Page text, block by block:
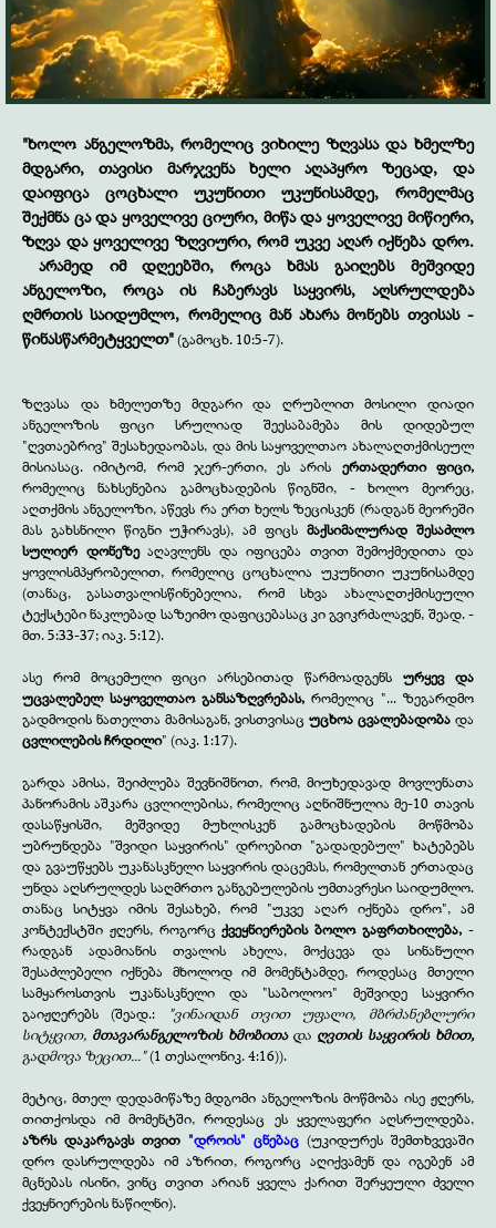
"ხოლო ანგელოზმა, რომელიც ვიხილე ზღვასა და ხმელზე
მდგარი, თავისი მარჯვენა ხელი აღაპყრო ზეცად, და
დაიფიცა ცოცხალი უკუნითი უკუნისამდე, რომელმაც
შექმნა ცა და ყოველივე ციური, მიწა და ყოველივე მიწიერი,
ზღვა და ყოველივე ზღვიური, რომ უკვე აღარ იქნება დრო.
არამედ იმ დღეებში, როცა ხმას გაიღებს მეშვიდე
ანგელოზი, როცა ის ჩაბერავს საყვირს, აღსრულდება
ღმრთის საიდუმლო, რომელიც მან ახარა მონებს თვისას -
წინასწარმეტყველთ"(გამოცხ. 10:5-7).
ზღვასა და ხმელეთზე მდგარი და ღრუბლით მოსილი დიადი
ანგელოზის ფიცი სრულიად შეესაბამება მის დიდებულ
"ღვთაებრივ" შესახედაობას, და მის საყოველთაო ახალაღთქმისეულ
მისიასაც. იმიტომ, რომ ჯერ-ერთი, ეს არის ერთადერთი ფიცი,
რომელიც ნახსენებია გამოცხადების წიგნში, - ხოლო მეორეც,
აღთქმის ანგელოზი, აწევს რა ერთ ხელს ზეცისკენ (რადგან მეორეში
მას გახსნილი წიგნი უჭირავს), ამ ფიცს მაქსიმალურად შესაძლო
სულიერ დონეზეაღავლენს და იფიცება თვით შემოქმედითა და
ყოვლისმპყრობელით, რომელიც ცოცხალია უკუნითი უკუნისამდე
(თანაც, გასათვალისწინებელია, რომ სხვა ახალაღთქმისეული
ტექსტები ნაკლებად საზეიმო დაფიცებასაც კი გვიკრძალავენ, შეად. -
მთ. 5:33-37; იაკ. 5:12).
ასე რომ მოცემული ფიცი არსებითად წარმოადგენს ურყევ და
უცვალებელ საყოველთაო განსაზღვრებას, რომელიც "... ზეგარდმო
გადმოდის ნათელთა მამისაგან, ვისთვისაც უცხოა ცვალებადობა და
ცვლილების ჩრდილი" (იაკ. 1:17).
გარდა ამისა, შეიძლება შევნიშნოთ, რომ, მიუხედავად მოვლენათა
პანორამის აშკარა ცვლილებისა, რომელიც აღნიშნულია მე-10 თავის
დასაწყისში, მეშვიდე მუხლისკენ გამოცხადების მოწმობა
უბრუნდება "შვიდი საყვირის" დროებით "გადადებულ" ხატებებს
და გვაუწყებს უკანასკნელი საყვირის დაცემას, რომელთან ერთადაც
უნდა აღსრულდეს საღმრთო განგებულების უმთავრესი საიდუმლო.
თანაც სიტყვა იმის შესახებ, რომ "უკვე აღარ იქნება დრო", ამ
კონტექსტში ჟღერს, როგორცქვეყნიერების ბოლო გაფრთხილება, -
რადგან ადამიანის თვალის ახელა, მოქცევა და სინანული
შესაძლებელი იქნება მხოლოდ იმ მომენტამდე, როდესაც მთელი
სამყაროსთვის უკანასკნელი და "საბოლოო" მეშვიდე საყვირი
გაიჟღერებს (შეად.:
"ვინაიდან თვით უფალი, მბრძანებლური
სიტყვით, მთავარანგელოზის ხმობითადა ღვთის საყვირის ხმით,
გადმოვა ზეცით..."(1 თესალონიკ. 4:16)).
მეტიც, მთელ დედამიწაზე მდგომი ანგელოზის მოწმობა ისე ჟღერს,
თითქოსდა იმ მომენტში, როდესაც ეს ყველაფერი აღსრულდება,
აზრს დაკარგავს თვით "დროის" ცნებაც (უკიდურეს შემთხვევაში
დრო დასრულდება იმ აზრით, როგორც აღიქვამენ და იგებენ ამ
მცნებას ისინი, ვინც თვით არიან ყველა ქარით შერყეული ძველი
ქვეყნიერების ნაწილნი).